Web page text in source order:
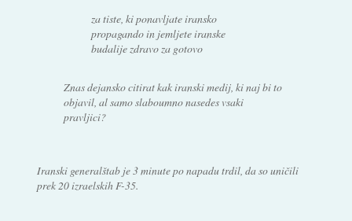
za tiste, ki ponavljate iransko
propagando in jemljete iranske
budalije zdravo za gotovo
Znas dejansko citirat kak iranski medij, ki naj bi to
objavil, al samo slaboumno nasedes vsaki
pravljici?
Iranski generalštab je 3 minute po napadu trdil, da so uničili
prek 20 izraelskih F-35.